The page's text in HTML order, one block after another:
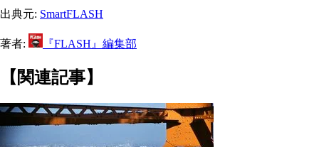
出典元: SmartFLASH
著者: 『FLASH』編集部
【関連記事】